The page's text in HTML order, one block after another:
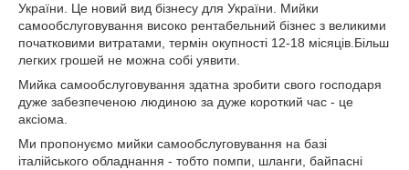
України. Це новий вид бізнесу для України. Мийки
самообслуговування високо рентабельний бізнес з великими
початковими витратами, термін окупності 12-18 місяців.Більш
легких грошей не можна собі уявити.
Мийка самообслуговування здатна зробити свого господаря
дуже забезпеченою людиною за дуже короткий час - це
аксіома.
Ми пропонуємо мийки самообслуговування на базі
італійського обладнання - тобто помпи, шланги, байпасні